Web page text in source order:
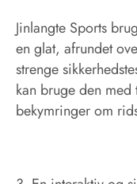
Jinlangte Sports
en glat, afrundet
strenge
kan bruge den
bekymringer om